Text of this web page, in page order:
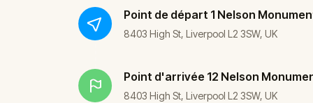
Point de départ 1 Nelson
8403 High St, Liverpool L2 3SW, UK
Point d'arrivée 12 Nelson
8403 High St, Liverpool L2 3SW, UK